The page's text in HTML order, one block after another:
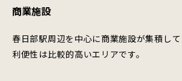
商業施設
春日部駅周辺を中心に商業施設が集積し
利便性は比較的高いエリアです。